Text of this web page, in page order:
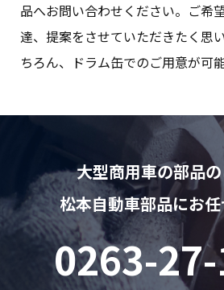
品へお問い合わせください。ご希
達、提案をさせていただきたく思
ちろん、ドラム缶でのご用意が可能
大型商用車の部品
松本自動車部品にお
0263-